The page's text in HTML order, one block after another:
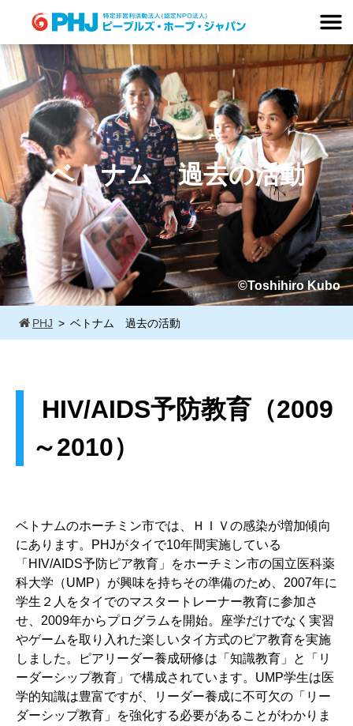
content
©Toshihiro Kubo
ベトナム 過去の活動
PHJ ベトナム 過去の活動
HIV/AIDS予防教育（2009
～2010）
ベトナムのホーチミン市では、ＨＩＶの感染が増加傾向
にあります。PHJがタイで10年間実施している
「HIV/AIDS予防ピア教育」をホーチミン市の国立医科薬
科大学（UMP）が興味を持ちその準備のため、2007年に
学生２人をタイでのマスタートレーナー教育に参加さ
せ、2009年からプログラムを開始。座学だけでなく実習
やゲームを取り入れた楽しいタイ方式のピア教育を実施
しました。ピアリーダー養成研修は「知識教育」と「リ
ーダーシップ教育」で構成されています。UMP学生は医
学的知識は豊富ですが、リーダー養成に不可欠の「リー
ダーシップ教育」を強化する必要があることがわかりま